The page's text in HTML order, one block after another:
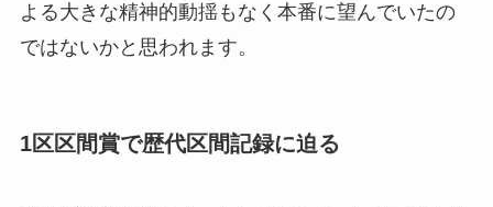
よる大きな精神的動揺もなく本番に望んでいたの
ではないかと思われます。
1区区間賞で歴代区間記録に迫る